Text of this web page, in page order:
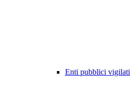
Enti pubblici vigilati